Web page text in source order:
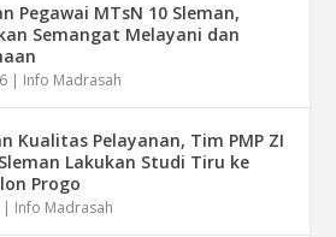
Pegawai MTsN 10 Sleman,
Semangat Melayani dan
| Info Madrasah
Kualitas Pelayanan, Tim PMP ZI
Lakukan Studi Tiru ke
Progo
| Info Madrasah